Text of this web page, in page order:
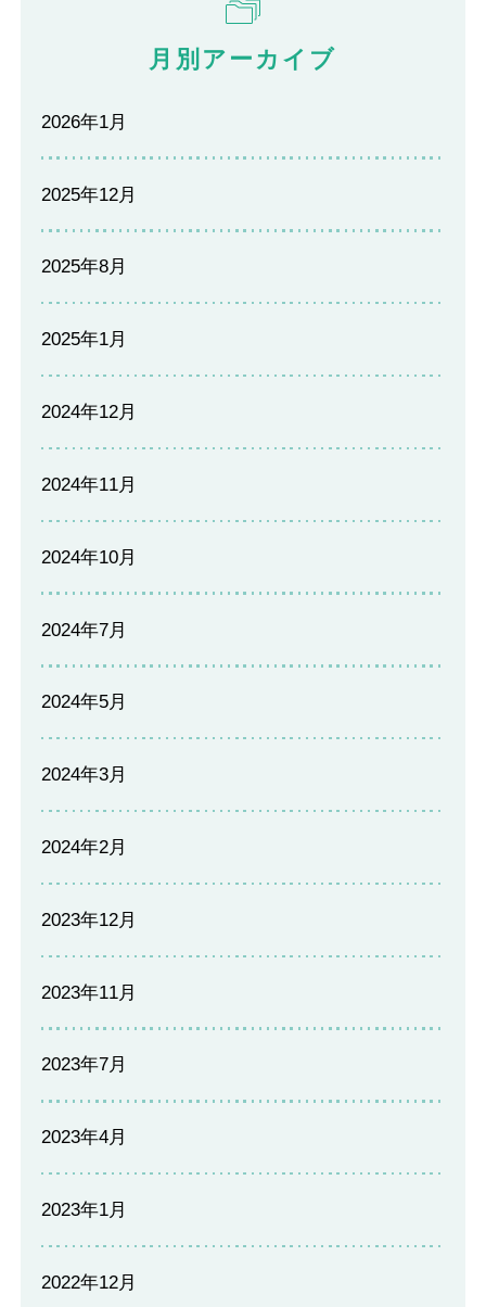
月別アーカイブ
2026年1月
2025年12月
2025年8月
2025年1月
2024年12月
2024年11月
2024年10月
2024年7月
2024年5月
2024年3月
2024年2月
2023年12月
2023年11月
2023年7月
2023年4月
2023年1月
2022年12月